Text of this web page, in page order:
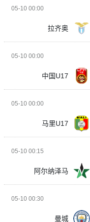
05-10 00:00
拉齐奥
05-10 00:00
中国U17
05-10 00:00
马里U17
05-10 00:15
阿尔纳泽马
05-10 00:30
曼城